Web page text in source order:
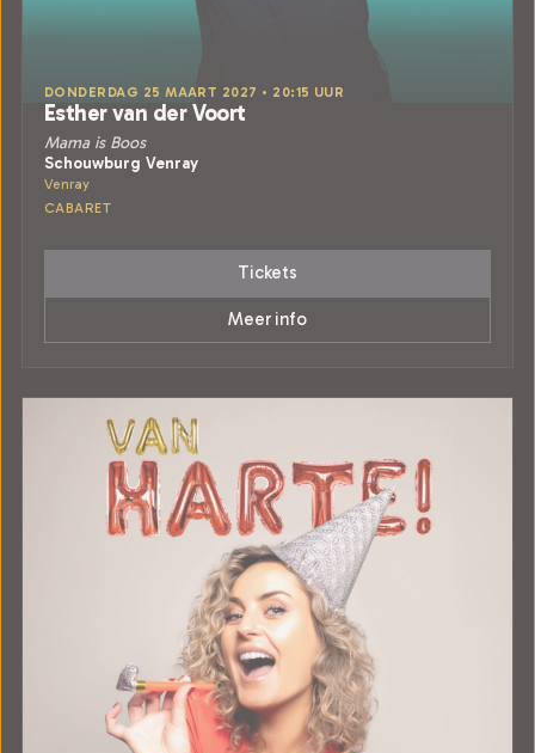
DONDERDAG 25 MAART 2027 • 20:15 UUR
Esther van der Voort
Mama is Boos
Schouwburg Venray
Venray
CABARET
Tickets
Meer info